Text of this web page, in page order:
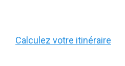
Calculez votre itinéraire